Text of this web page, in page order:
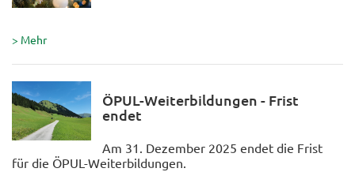
> Mehr
ÖPUL-Weiterbildungen - Frist
endet
Am 31. Dezember 2025 endet die Frist
für die ÖPUL-Weiterbildungen.